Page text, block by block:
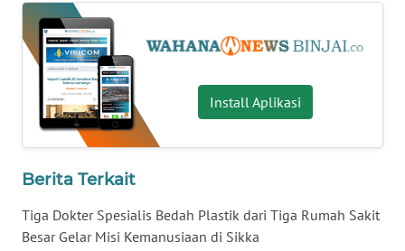
Install Aplikasi
Berita Terkait
Tiga Dokter Spesialis Bedah Plastik dari Tiga Rumah Sakit
Besar Gelar Misi Kemanusiaan di Sikka
WN
DANAU
TOBA
WN
WN
LANGKAT